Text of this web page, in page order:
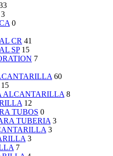
3
0
CR 41
SP 15
7
60
15
ALCANTARILLA 8
12
TUBOS 0
TUBERIA 3
3
3
7